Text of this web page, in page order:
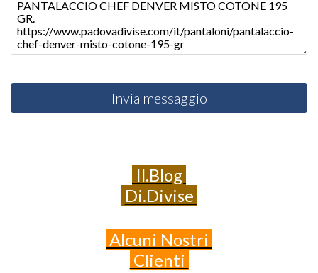
Invia messaggio
Il.Blog
Di.Divise
Alcuni Nostri
Clienti